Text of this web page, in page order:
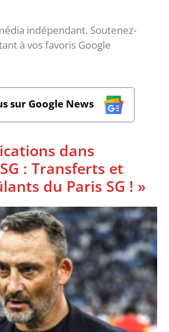
indépendant. Soutenez-
à vos favoris Google
sur Google News
dans
: Transferts et
du Paris SG ! »